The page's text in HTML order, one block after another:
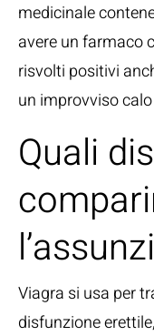
medicinale
avere un farmaco
risvolti positivi
un improvviso
Quali
Viagra si usa per
disfunzione